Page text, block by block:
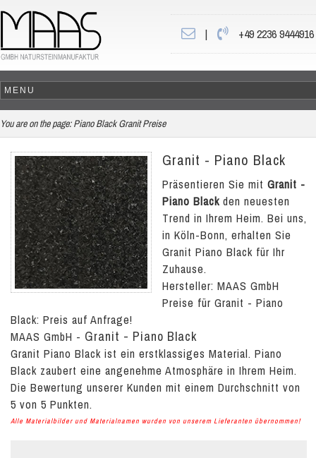
| +49 2236 9444916
You are on the page: Piano Black Granit Preise
Granit - Piano Black
Präsentieren Sie mit Granit -
Piano Black den neuesten
Trend in Ihrem Heim. Bei uns,
in Köln-Bonn, erhalten Sie
Granit Piano Black für Ihr
Zuhause.
Hersteller: MAAS GmbH
Preise für Granit - Piano
Black: Preis auf Anfrage!
MAAS GmbH - Granit - Piano Black
Granit Piano Black ist ein erstklassiges Material. Piano
Black zaubert eine angenehme Atmosphäre in Ihrem Heim.
Die Bewertung unserer Kunden mit einem Durchschnitt von
5 von 5 Punkten.
Alle Materialbilder und Materialnamen wurden von unserem Lieferanten übernommen!